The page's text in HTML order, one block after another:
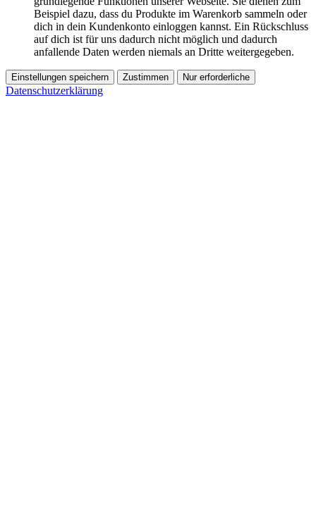
Beispiel dazu, dass du Produkte im Warenkorb sammeln oder
dich in dein Kundenkonto einloggen kannst. Ein Rückschluss
auf dich ist für uns dadurch nicht möglich und dadurch
anfallende Daten werden niemals an Dritte weitergegeben.
Einstellungen speichern Zustimmen Nur erforderliche
Datenschutzerklärung